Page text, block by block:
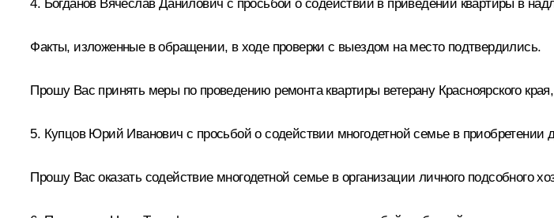
4. Богданов Вячеслав Данилович с просьбой о содействии в приведении квартиры в
Факты, изложенные в обращении, в ходе проверки с выездом на место подтвердились.
Прошу Вас принять меры по проведению ремонта квартиры ветерану Красноярского
5. Купцов Юрий Иванович с просьбой о содействии многодетной семье в
Прошу Вас оказать содействие многодетной семье в организации личного подсобного